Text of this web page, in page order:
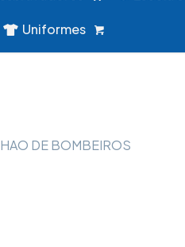
Uniformes
DE BOMBEIROS